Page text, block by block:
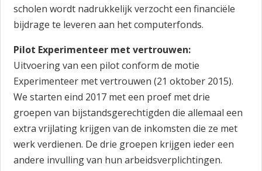
scholen wordt nadrukkelijk verzocht een financiële
bijdrage te leveren aan het computerfonds.
Pilot Experimenteer met vertrouwen:
Uitvoering van een pilot conform de motie
Experimenteer met vertrouwen (21 oktober 2015).
We starten eind 2017 met een proef met drie
groepen van bijstandsgerechtigden die allemaal een
extra vrijlating krijgen van de inkomsten die ze met
werk verdienen. De drie groepen krijgen ieder een
andere invulling van hun arbeidsverplichtingen.